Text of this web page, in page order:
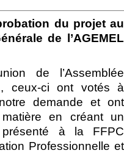
du projet au
de l’AGEMEL
de l’Assemblée
ceux-ci ont votés à
demande et ont
en créant un
à la FFPC
Professionnelle et